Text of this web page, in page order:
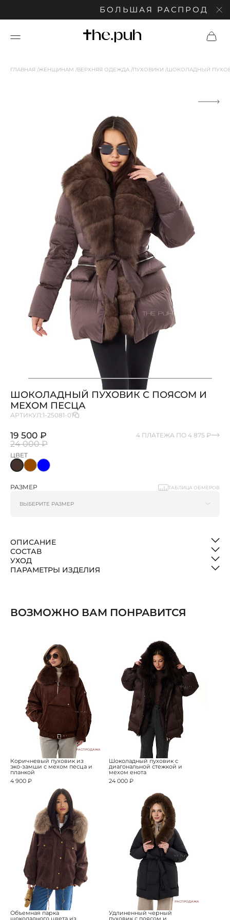
БОЛЬШАЯ РАСПРОДАЖА:
ГЛАВНАЯ ЖЕНЩИНАМ ВЕРХНЯЯ ОДЕЖДА ПУХОВИКИ ШОКОЛАДНЫЙ
ШОКОЛАДНЫЙ ПУХОВИК С ПОЯСОМ И
МЕХОМ ПЕСЦА
АРТИКУЛ:1-25081-01
19 500 ₽
24 000 ₽
4 ПЛАТЕЖА ПО 4 875 ₽
ЦВЕТ
РАЗМЕР ТАБЛИЦА ОБМЕРОВ
ОПИСАНИЕ
СОСТАВ
УХОД
ПАРАМЕТРЫ ИЗДЕЛИЯ
ВОЗМОЖНО ВАМ ПОНРАВИТСЯ
РАСПРОДАЖА
Коричневый пуховик из
эко-замши с мехом песца и
планкой
4 900 ₽
Шоколадный пуховик с
диагональной стежкой и
мехом енота
24 000 ₽
Объемная парка
шоколадного цвета из
РАСПРОДАЖА
Удлиненный черный
пуховик с поясом и